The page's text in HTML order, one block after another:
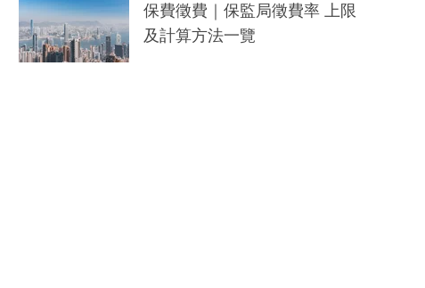
保費徵費｜保監局徵費率 上限
及計算方法一覽